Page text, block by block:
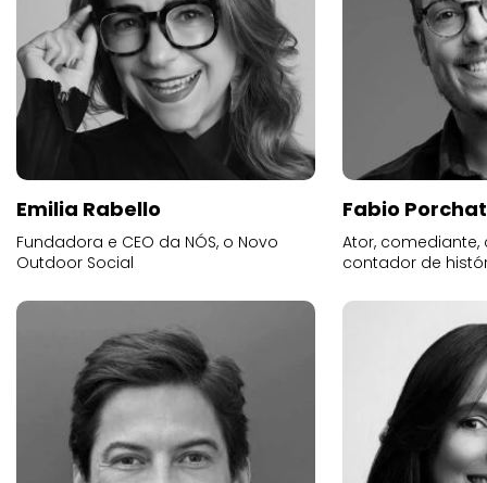
Emilia Rabello
Fundadora e CEO da NÓS, o Novo
Outdoor Social
Fabio Porchat
Ator,
contador de